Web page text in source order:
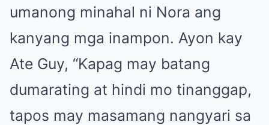
umanong minahal ni Nora ang
kanyang mga inampon. Ayon kay
Ate Guy, “Kapag may batang
dumarating at hindi mo tinanggap,
tapos may masamang nangyari sa